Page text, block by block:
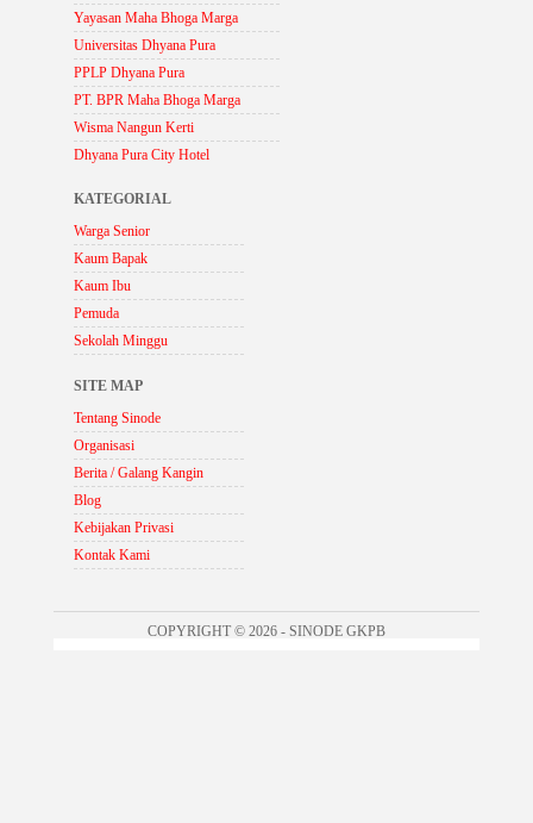
Yayasan Maha Bhoga Marga
Universitas Dhyana Pura
PPLP Dhyana Pura
PT. BPR Maha Bhoga Marga
Wisma Nangun Kerti
Dhyana Pura City Hotel
KATEGORIAL
Warga Senior
Kaum Bapak
Kaum Ibu
Pemuda
Sekolah Minggu
SITE MAP
Tentang Sinode
Organisasi
Berita / Galang Kangin
Blog
Kebijakan Privasi
Kontak Kami
COPYRIGHT © 2026 - SINODE GKPB